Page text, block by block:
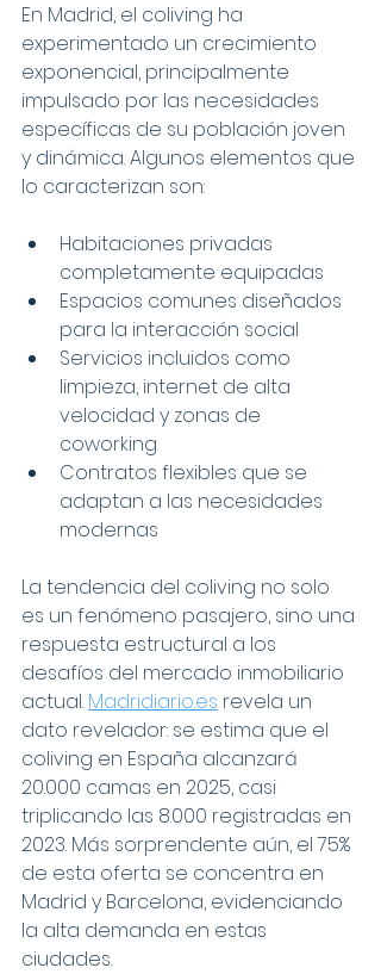
En Madrid, el coliving ha
experimentado un crecimiento
exponencial, principalmente
impulsado por las necesidades
específicas de su población joven
y dinámica. Algunos elementos que
lo caracterizan son:
Habitaciones privadas
completamente equipadas
Espacios comunes diseñados
para la interacción social
Servicios incluidos como
limpieza, internet de alta
velocidad y zonas de
coworking
Contratos flexibles que se
adaptan a las necesidades
modernas
La tendencia del coliving no solo
es un fenómeno pasajero, sino una
respuesta estructural a los
desafíos del mercado inmobiliario
actual. Madridiario.es revela un
dato revelador: se estima que el
coliving en España alcanzará
20.000 camas en 2025, casi
triplicando las 8.000 registradas en
2023. Más sorprendente aún, el 75%
de esta oferta se concentra en
Madrid y Barcelona, evidenciando
la alta demanda en estas
ciudades.